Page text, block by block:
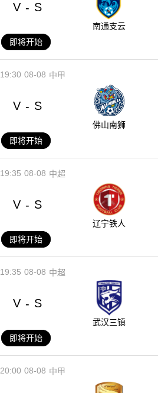
V - S
南通支云
即将开始
08-08
19:30 中甲
V - S
佛山南狮
即将开始
08-08
19:35 中超
V - S
辽宁铁人
即将开始
08-08
19:35 中超
V - S
武汉三镇
即将开始
08-08
20:00 中甲